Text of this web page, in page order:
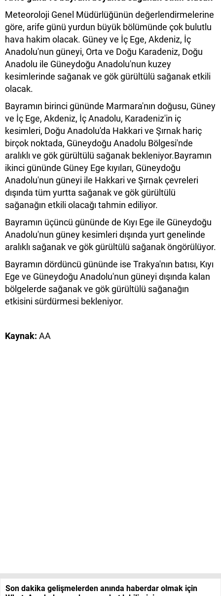
Meteoroloji Genel Müdürlüğünün değerlendirmelerine
göre, arife günü yurdun büyük bölümünde çok bulutlu
hava hakim olacak. Güney ve İç Ege, Akdeniz, İç
Anadolu'nun güneyi, Orta ve Doğu Karadeniz, Doğu
Anadolu ile Güneydoğu Anadolu'nun kuzey
kesimlerinde sağanak ve gök gürültülü sağanak etkili
olacak.
Bayramın birinci gününde Marmara'nın doğusu, Güney
ve İç Ege, Akdeniz, İç Anadolu, Karadeniz'in iç
kesimleri, Doğu Anadolu'da Hakkari ve Şırnak hariç
birçok noktada, Güneydoğu Anadolu Bölgesi'nde
aralıklı ve gök gürültülü sağanak bekleniyor.Bayramın
ikinci gününde Güney Ege kıyıları, Güneydoğu
Anadolu'nun güneyi ile Hakkari ve Şırnak çevreleri
dışında tüm yurtta sağanak ve gök gürültülü
sağanağın etkili olacağı tahmin ediliyor.
Bayramın üçüncü gününde de Kıyı Ege ile Güneydoğu
Anadolu'nun güney kesimleri dışında yurt genelinde
aralıklı sağanak ve gök gürültülü sağanak öngörülüyor.
Bayramın dördüncü gününde ise Trakya'nın batısı, Kıyı
Ege ve Güneydoğu Anadolu'nun güneyi dışında kalan
bölgelerde sağanak ve gök gürültülü sağanağın
etkisini sürdürmesi bekleniyor.
Kaynak: AA
Son dakika gelişmelerden anında haberdar olmak için